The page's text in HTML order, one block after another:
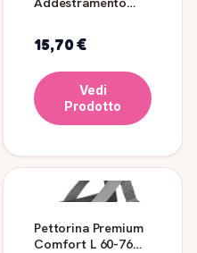
15,70 €
Vedi
Prodotto
Pettorina Premium
Comfort L 60-76